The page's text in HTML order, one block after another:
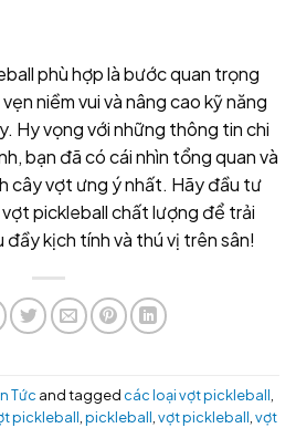
phù hợp là bước quan trọng
niềm vui và nâng cao kỹ năng
Hy vọng với những thông tin chi
bạn đã có cái nhìn tổng quan và
cây vợt ưng ý nhất. Hãy đầu tư
pickleball chất lượng để trải
kịch tính và thú vị trên sân!
Tức and tagged các loại vợt pickleball
pickleball pickleball vợt pickleball vợt